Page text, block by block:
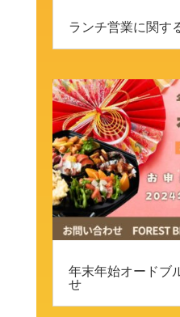
ランチ営業に関す
年末年始オードブ
せ